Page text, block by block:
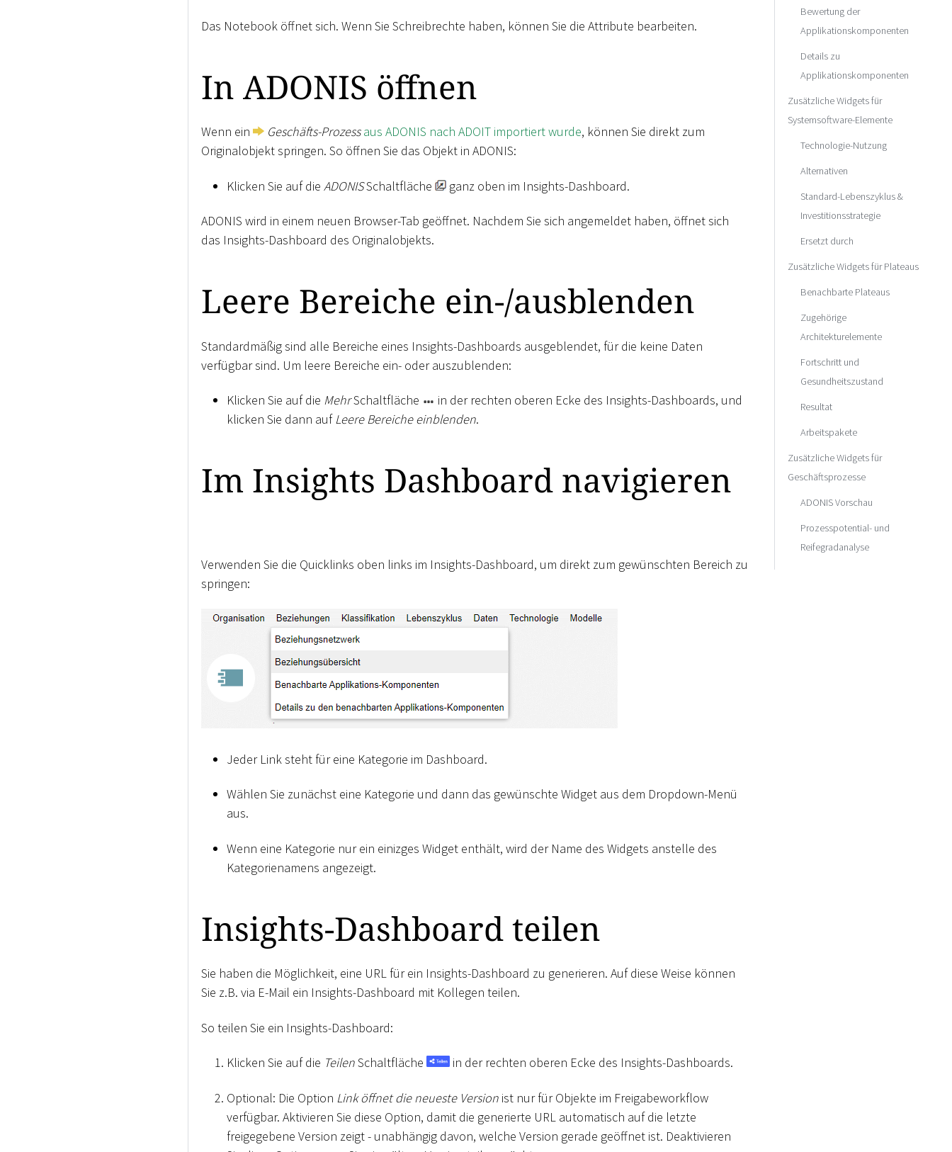
Das Notebook öffnet sich. Wenn Sie Schreibrechte haben, können Sie die Attribute bearbeiten.
In ADONIS öffnen
Wenn ein Geschäfts-Prozess aus ADONIS nach ADOIT importiert wurde, können Sie direkt zum
Originalobjekt springen. So öffnen Sie das Objekt in ADONIS:
Klicken Sie auf die ADONISSchaltfläche ganz oben im Insights-Dashboard.
ADONIS wird in einem neuen Browser-Tab geöffnet. Nachdem Sie sich angemeldet haben, öffnet sich
das Insights-Dashboard des Originalobjekts.
Leere Bereiche ein-/ausblenden
Standardmäßig sind alle Bereiche eines Insights-Dashboards ausgeblendet, für die keine Daten
verfügbar sind. Um leere Bereiche ein- oder auszublenden:
Klicken Sie auf die MehrSchaltfläche
in der rechten oberen Ecke des Insights-Dashboards, und
klicken Sie dann aufLeere Bereiche einblenden.
Im Insights Dashboard navigieren
Verwenden Sie die Quicklinks oben links im Insights-Dashboard, um direkt zum gewünschten Bereich zu
springen:
Jeder Link steht für eine Kategorie im Dashboard.
Wählen Sie zunächst eine Kategorie und dann das gewünschte Widget aus dem Dropdown-Menü
aus.
Wenn eine Kategorie nur ein einizges Widget enthält, wird der Name des Widgets anstelle des
Kategorienamens angezeigt.
Insights-Dashboard teilen
Sie haben die Möglichkeit, eine URL für ein Insights-Dashboard zu generieren. Auf diese Weise können
Sie z.B. via E-Mail ein Insights-Dashboard mit Kollegen teilen.
So teilen Sie ein Insights-Dashboard:
Klicken Sie auf die TeilenSchaltfläche in der rechten oberen Ecke des Insights-Dashboards.
Optional: Die Option Link öffnet die neueste Version ist nur für Objekte im Freigabeworkflow
verfügbar. Aktivieren Sie diese Option, damit die generierte URL automatisch auf die letzte
freigegebene Version zeigt - unabhängig davon, welche Version gerade geöffnet ist. Deaktivieren
Bewertung der
Applikationskomponenten
Details zu
Applikationskomponenten
Zusätzliche Widgets für
Systemsoftware-Elemente
Technologie-Nutzung
Alternativen
Standard-Lebenszyklus &
Investitionsstrategie
Ersetzt durch
Zusätzliche Widgets für Plateaus
Benachbarte Plateaus
Zugehörige
Architekturelemente
Fortschritt und
Gesundheitszustand
Resultat
Arbeitspakete
Zusätzliche Widgets für
Geschäftsprozesse
ADONIS Vorschau
Prozesspotential- und
Reifegradanalyse